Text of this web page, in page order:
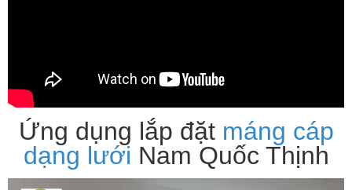
Ứng dụng lắp đặt máng cáp
dạng lưới Nam Quốc Thịnh